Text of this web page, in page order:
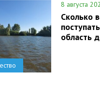
8 августа
Сколько
область